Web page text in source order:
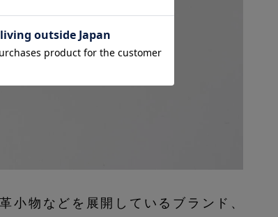
物などを展開しているブランド、